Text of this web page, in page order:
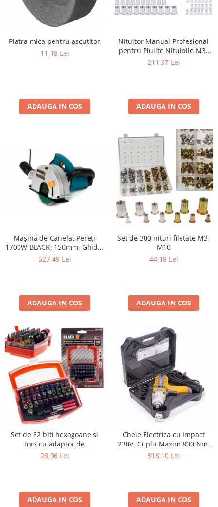
Protectia muncii
Scule Pneumatice
Slefuitoare
Suport auto
Tunuri de caldura si aeroteme
Piatra mica pentru ascutitor
11,18 Lei
ADAUGA IN COS
Nituitor Manual Profesional
pentru Piulite Nituibile M3-
M12 Powermat PM-NIR-
211,97 Lei
ADAUGA IN COS
Mașină de Canelat Pereți
1700W BLACK, 150mm, Ghidaj
Laser, Adâncime 40mm +
527,49 Lei
ADAUGA IN COS
Set de 300 nituri filetate M3-
M10
44,18 Lei
ADAUGA IN COS
Set de 32 biti hexagoane si
torx cu adaptor de
surubelnita
28,96 Lei
ADAUGA IN COS
Cheie Electrica cu Impact
230V, Cuplu Maxim 800 Nm,
Patrat Standard 1/2 inch,
318,10 Lei
ADAUGA IN COS